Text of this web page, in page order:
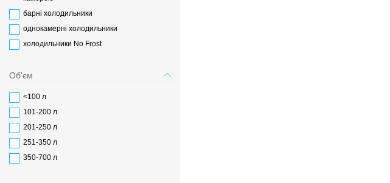
барні холодильники
однокамерні холодильники
холодильники No Frost
Об'єм
<100 л
101-200 л
201-250 л
251-350 л
350-700 л